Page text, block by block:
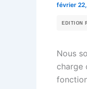
février
EDITION
Nous
charge